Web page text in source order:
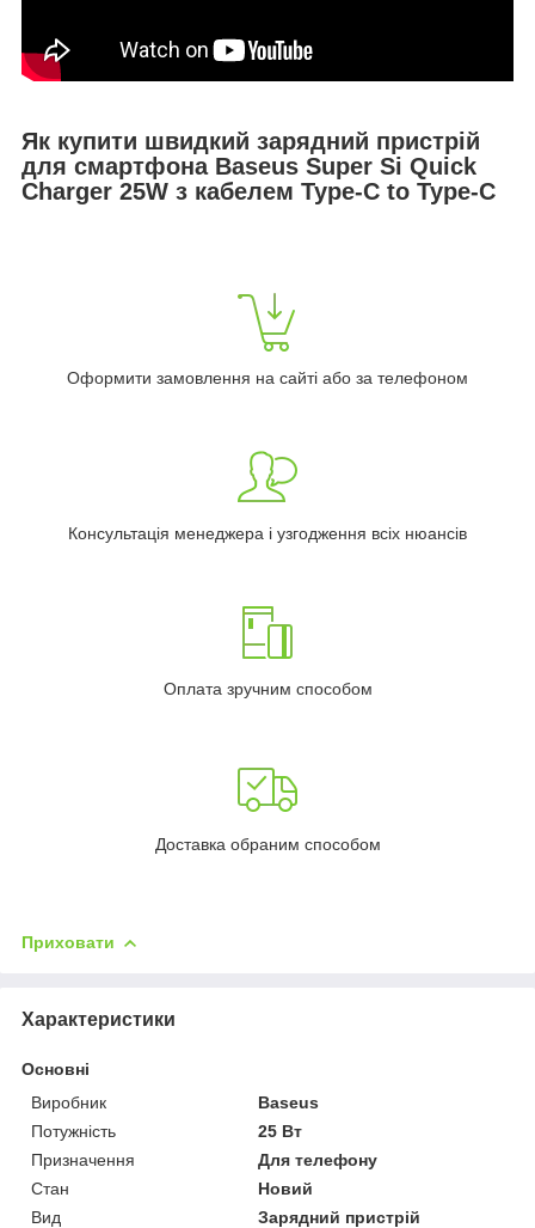
Як купити швидкий зарядний пристрій
для смартфона Baseus Super Si Quick
Charger 25W з кабелем Type-C to Type-C
Оформити замовлення на сайті або за телефоном
Консультація менеджера і узгодження всіх нюансів
Оплата зручним способом
Доставка обраним способом
Приховати
Характеристики
Основні
Виробник
Baseus
Потужність
25 Вт
Призначення
Для телефону
Стан
Новий
Вид
Зарядний пристрій